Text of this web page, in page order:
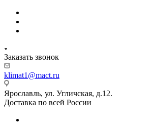
Заказать звонок
klimat1@mact.ru
Ярославль, ул. Угличская, д.12.
Доставка по всей России